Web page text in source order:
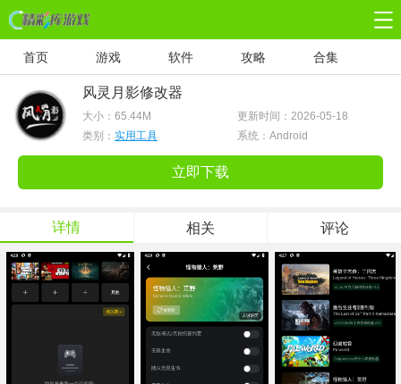
首页 游戏 软件 攻略 合集
风灵月影修改器
大小： 65.44M
更新时间：2026-05-18
类别： 实用工具 系统：Android
立即下载
详情 相关 评论